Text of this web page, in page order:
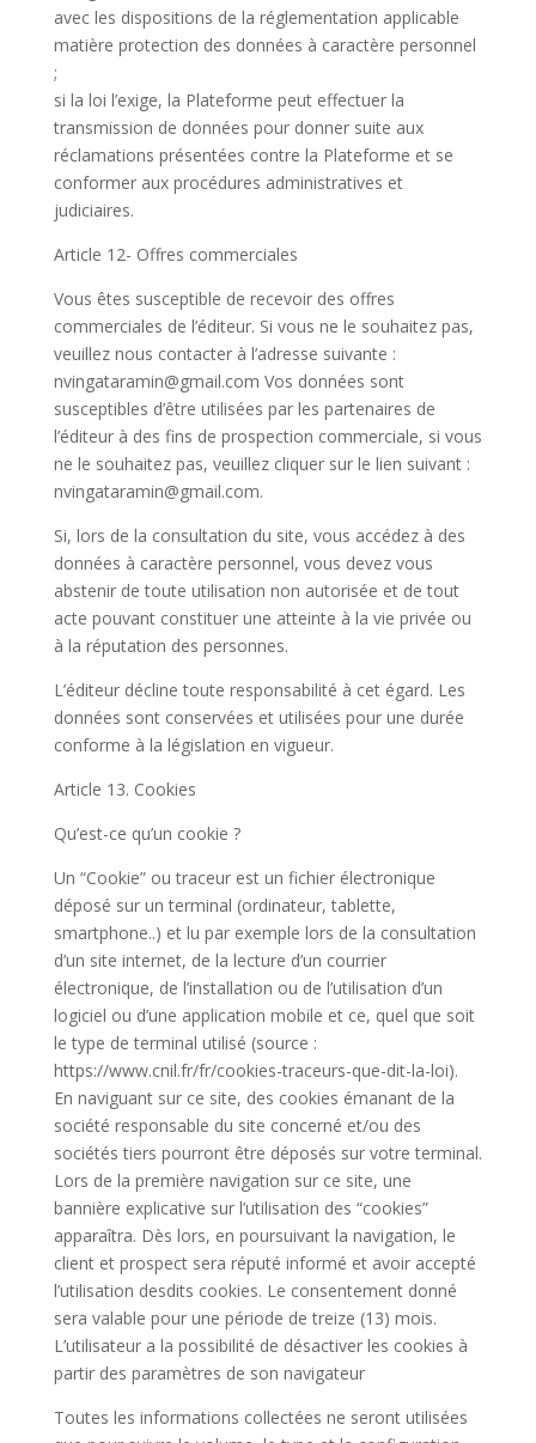
avec les dispositions de la réglementation applicable
matière protection des données à caractère personnel
;
si la loi l’exige, la Plateforme peut effectuer la
transmission de données pour donner suite aux
réclamations présentées contre la Plateforme et se
conformer aux procédures administratives et
judiciaires.
Article 12- Offres commerciales
Vous êtes susceptible de recevoir des offres
commerciales de l’éditeur. Si vous ne le souhaitez pas,
veuillez nous contacter à l’adresse suivante :
nvingataramin@gmail.com Vos données sont
susceptibles d’être utilisées par les partenaires de
l’éditeur à des fins de prospection commerciale, si vous
ne le souhaitez pas, veuillez cliquer sur le lien suivant :
nvingataramin@gmail.com.
Si, lors de la consultation du site, vous accédez à des
données à caractère personnel, vous devez vous
abstenir de toute utilisation non autorisée et de tout
acte pouvant constituer une atteinte à la vie privée ou
à la réputation des personnes.
L’éditeur décline toute responsabilité à cet égard. Les
données sont conservées et utilisées pour une durée
conforme à la législation en vigueur.
Article 13. Cookies
Qu’est-ce qu’un cookie ?
Un “Cookie” ou traceur est un fichier électronique
déposé sur un terminal (ordinateur, tablette,
smartphone..) et lu par exemple lors de la consultation
d’un site internet, de la lecture d’un courrier
électronique, de l’installation ou de l’utilisation d’un
logiciel ou d’une application mobile et ce, quel que soit
le type de terminal utilisé (source :
https://www.cnil.fr/fr/cookies-traceurs-que-dit-la-loi).
En naviguant sur ce site, des cookies émanant de la
société responsable du site concerné et/ou des
sociétés tiers pourront être déposés sur votre terminal.
Lors de la première navigation sur ce site, une
bannière explicative sur l’utilisation des “cookies”
apparaîtra. Dès lors, en poursuivant la navigation, le
client et prospect sera réputé informé et avoir accepté
l’utilisation desdits cookies. Le consentement donné
sera valable pour une période de treize (13) mois.
L’utilisateur a la possibilité de désactiver les cookies à
partir des paramètres de son navigateur
Toutes les informations collectées ne seront utilisées